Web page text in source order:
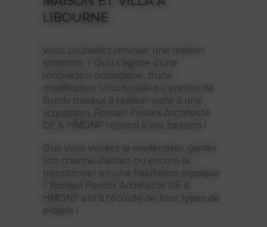
LIBOURNE
Vous souhaitez rénover une maison
ancienne ? Qu'il s'agisse d'une
rénovation écologique, d'une
modification structurelle ou encore de
lourds travaux à réaliser suite à une
acquisition, Romain Perdrix Architecte
DE & HMONP répond à vos besoins !
Que vous vouliez la moderniser, garder
son charme d'antan ou encore la
transformer en une habitation atypique
? Romain Perdrix Architecte DE &
HMONP est à l'écoute de tous types de
projets !